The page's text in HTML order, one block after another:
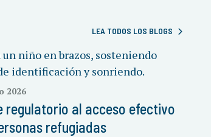
LEA TODOS LOS BLOGS
2026
regulatorio al acceso efectivo
refugiadas